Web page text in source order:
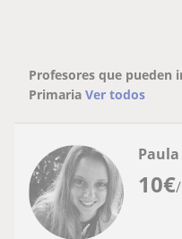
Profesores que pueden
Primaria Ver todos
10€
Paula